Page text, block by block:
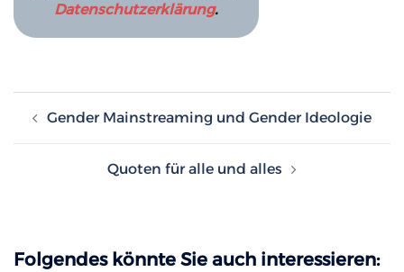
Datenschutzerklärung.
Gender Mainstreaming und Gender Ideologie
Quoten für alle und alles
Folgendes könnte Sie auch interessieren: